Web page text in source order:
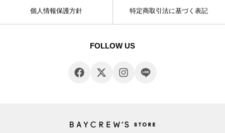
個人情報保護方針 特定商取引法に基づく表記
FOLLOW US